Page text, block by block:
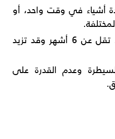
أشياء في وقت واحد، أو
الشعور بالقلق لمدة لا تقل عن 6 أشهر وقد تزيد
وعدم القدرة على